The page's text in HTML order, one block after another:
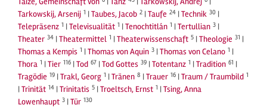
Tarkowskij, Arsenij 1 |Taubes, Jacob 2 |Taufe 24 |Technik 30 |
Telepräsenz 1 |Televisualität 1 |Tenochtitlán 1 |Tertullian 3 |
Theater 34 |Theatermittel 1 |Theaterwissenschaft 5 |Theologie 31 |
Thomas a Kempis 1 |Thomas von Aquin 3 |Thomas von Celano 1 |
Thora 1 |Tier 116 |Tod 67 |Tod Gottes 39 |Totentanz 1 |Tradition 61 |
Tragödie 19 |Trakl, Georg 1 |Tränen 8 |Trauer 16 |Traum / Traumbild 1
|Trinität 14 |Trinitatis 5 |Troeltsch, Ernst 1 |Tsing, Anna
Lowenhaupt 3 |Tür 130